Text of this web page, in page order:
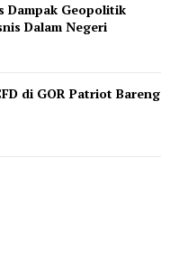
Dampak Geopolitik
Dalam Negeri
di GOR Patriot Bareng